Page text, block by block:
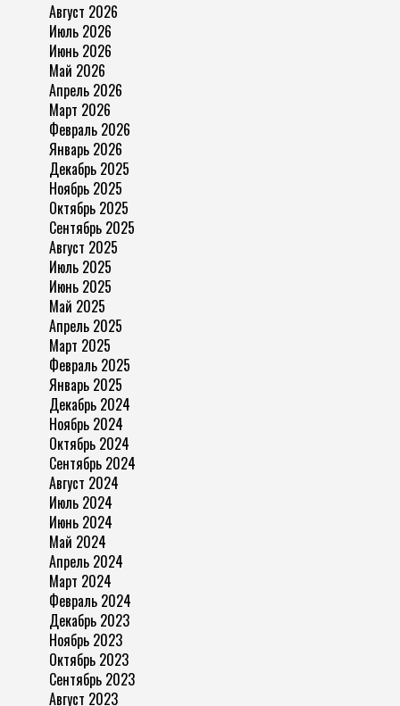
Август 2026
Июль 2026
Июнь 2026
Май 2026
Апрель 2026
Март 2026
Февраль 2026
Январь 2026
Декабрь 2025
Ноябрь 2025
Октябрь 2025
Сентябрь 2025
Август 2025
Июль 2025
Июнь 2025
Май 2025
Апрель 2025
Март 2025
Февраль 2025
Январь 2025
Декабрь 2024
Ноябрь 2024
Октябрь 2024
Сентябрь 2024
Август 2024
Июль 2024
Июнь 2024
Май 2024
Апрель 2024
Март 2024
Февраль 2024
Декабрь 2023
Ноябрь 2023
Октябрь 2023
Сентябрь 2023
Август 2023